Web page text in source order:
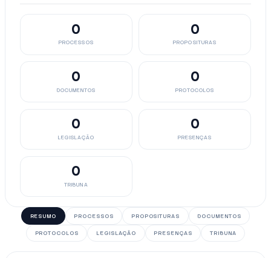
0
PROCESSOS
0
PROPOSITURAS
0
DOCUMENTOS
0
PROTOCOLOS
0
LEGISLAÇÃO
0
PRESENÇAS
0
TRIBUNA
RESUMO PROCESSOS PROPOSITURAS DOCUMENTOS
PROTOCOLOS LEGISLAÇÃO PRESENÇAS TRIBUNA